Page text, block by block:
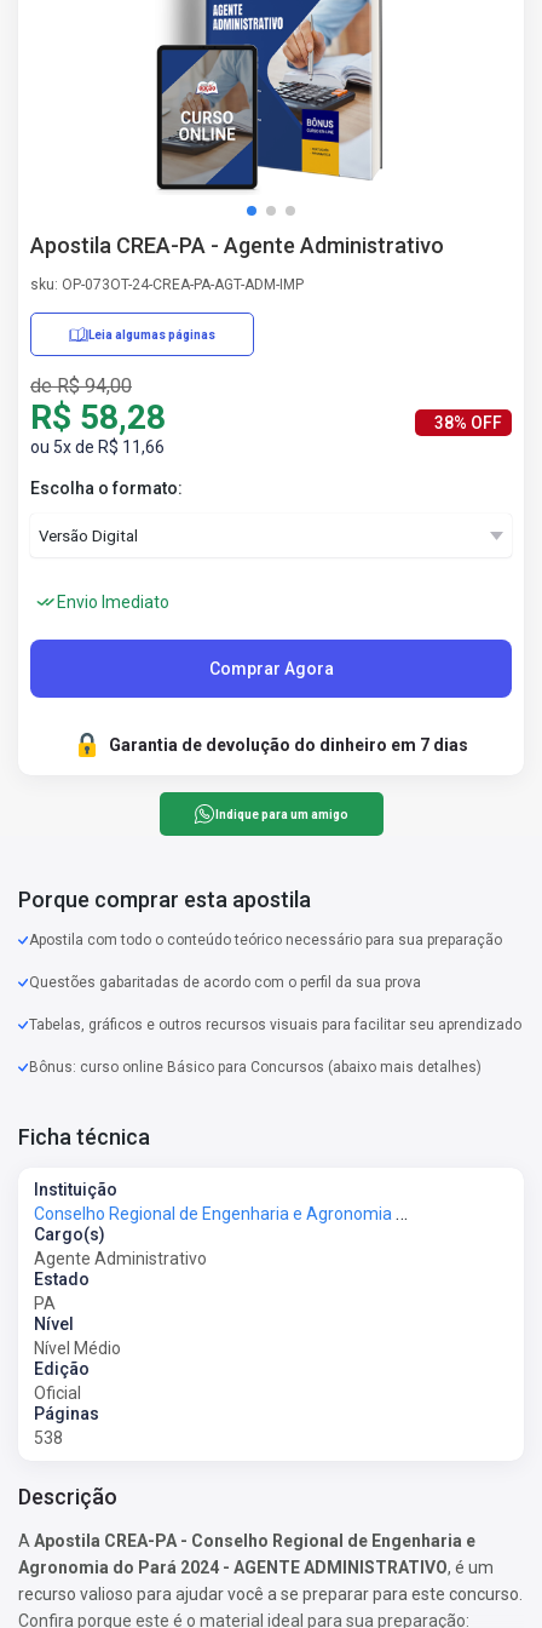
Apostila CREA-PA - Agente Administrativo
sku: OP-073OT-24-CREA-PA-AGT-ADM-IMP
Leia algumas páginas
de R$ 94,00
R$ 58,28
ou 5x de R$ 11,66
38% OFF
Escolha o formato:
Envio Imediato
Comprar Agora
Garantia de devolução do dinheiro em 7 dias
Indique para um amigo
Porque comprar esta apostila
Apostila com todo o conteúdo teórico necessário para sua preparação
Questões gabaritadas de acordo com o perfil da sua prova
Tabelas, gráficos e outros recursos visuais para facilitar seu aprendizado
Bônus: curso online Básico para Concursos (abaixo mais detalhes)
Ficha técnica
Instituição
Conselho Regional de Engenharia e Agronomia do Pará - CREA-PA
Cargo(s)
Agente Administrativo
Estado
PA
Nível
Nível Médio
Edição
Oficial
Páginas
538
Descrição
A Apostila CREA-PA - Conselho Regional de Engenharia e
Agronomia do Pará 2024 - AGENTE ADMINISTRATIVO, é um
recurso valioso para ajudar você a se preparar para este concurso.
Confira porque este é o material ideal para sua preparação: